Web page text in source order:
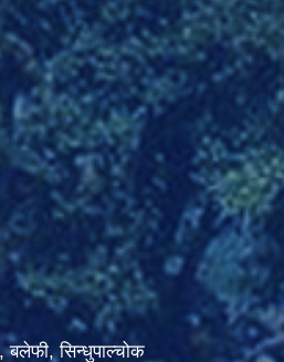
बलेफी, सिन्धुपाल्चोक